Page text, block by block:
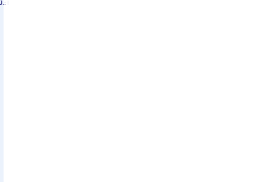
– esztétikai tapasztalat – irodalmi hermeneutika, Budapest: Osiris: 236-268.